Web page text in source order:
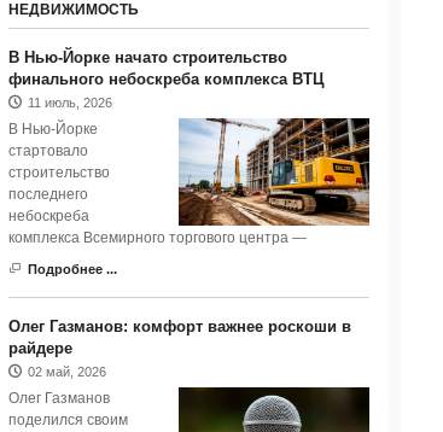
НЕДВИЖИМОСТЬ
В Нью-Йорке начато строительство
финального небоскреба комплекса ВТЦ
11 июль, 2026
В Нью-Йорке
стартовало
строительство
последнего
небоскреба
комплекса Всемирного торгового центра —
Подробнее ...
Олег Газманов: комфорт важнее роскоши в
райдере
02 май, 2026
Олег Газманов
поделился своим